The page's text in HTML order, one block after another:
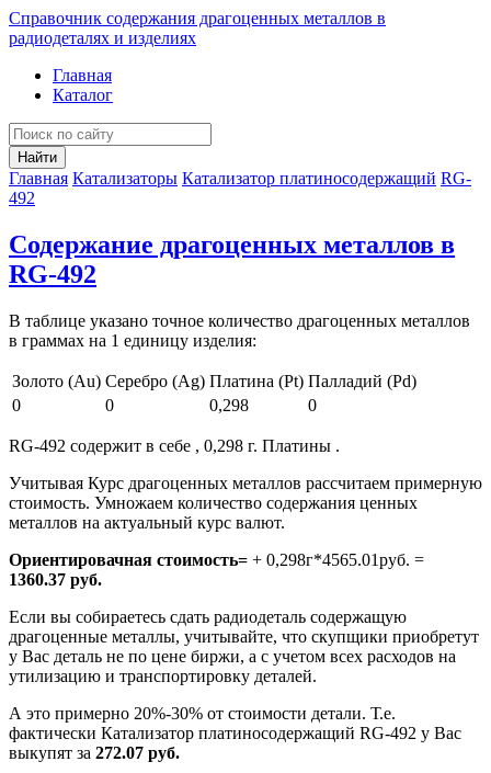
Справочник содержания драгоценных металлов в
радиодеталях и изделиях
Главная
Каталог
Найти
Главная Катализаторы Катализатор платиносодержащий RG-
492
Содержание драгоценных металлов в
RG-492
В таблице указано точное количество драгоценных металлов
в граммах на 1 единицу изделия:
Золото (Au) Серебро (Ag) Платина (Pt) Палладий (Pd)
0
0 0,298 0
RG-492 содержит в себе , 0,298 г. Платины .
Учитывая Курс драгоценных металлов рассчитаем примерную
стоимость. Умножаем количество содержания ценных
металлов на актуальный курс валют.
Ориентировачная стоимость= + 0,298г*4565.01руб. =
1360.37 руб.
Если вы собираетесь сдать радиодеталь содержащую
драгоценные металлы, учитывайте, что скупщики приобретут
у Вас деталь не по цене биржи, а с учетом всех расходов на
утилизацию и транспортировку деталей.
А это примерно 20%-30% от стоимости детали. Т.е.
фактически Катализатор платиносодержащий RG-492 у Вас
выкупят за 272.07 руб.